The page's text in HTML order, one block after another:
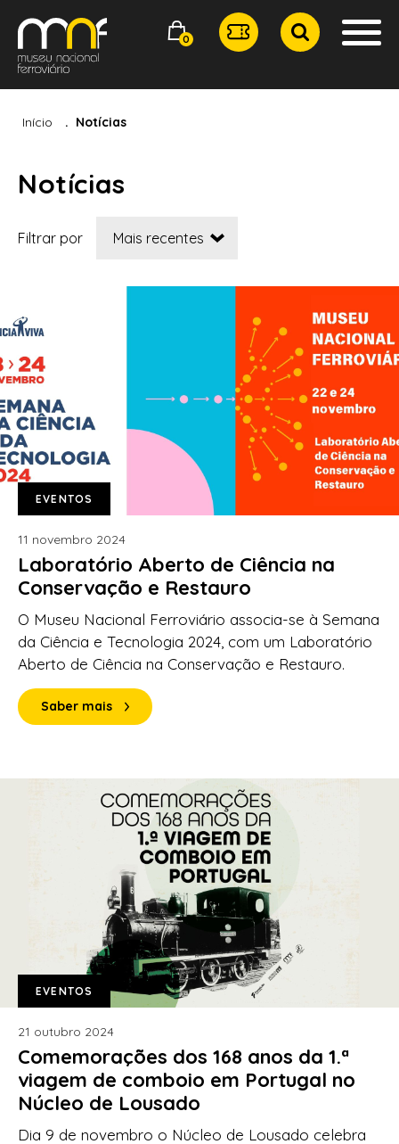
0
Início Notícias
Notícias
Filtrar por
EVENTOS
11 novembro 2024
Laboratório Aberto de Ciência na
Conservação e Restauro
O Museu Nacional Ferroviário associa-se à Semana
da Ciência e Tecnologia 2024, com um Laboratório
Aberto de Ciência na Conservação e Restauro.
Saber mais
EVENTOS
21 outubro 2024
Comemorações dos 168 anos da 1.ª
viagem de comboio em Portugal no
Núcleo de Lousado
Dia 9 de novembro o Núcleo de Lousado celebra